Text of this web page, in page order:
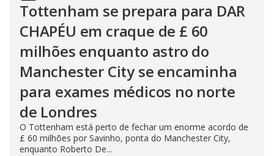
Tottenham se prepara para DAR
CHAPÉU em craque de £ 60
milhões enquanto astro do
Manchester City se encaminha
para exames médicos no norte
de Londres
O Tottenham está perto de fechar um enorme acordo de
£ 60 milhões por Savinho, ponta do Manchester City,
enquanto Roberto De...